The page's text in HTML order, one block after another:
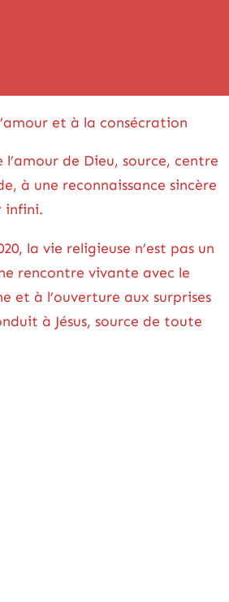
et à la consécration
de Dieu, source, centre
à une reconnaissance sincère
infini.
la vie religieuse n’est pas un
rencontre vivante avec le
et à l’ouverture aux surprises
à Jésus, source de toute